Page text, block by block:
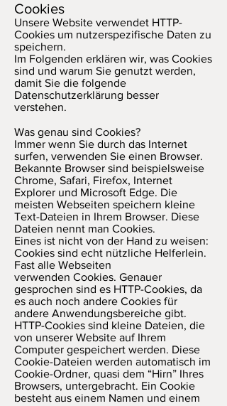
Cookies
Unsere Website verwendet HTTP-
Cookies um nutzerspezifische Daten zu
speichern.
Im Folgenden erklären wir, was Cookies
sind und warum Sie genutzt werden,
damit Sie die folgende
Datenschutzerklärung besser
verstehen.
Was genau sind Cookies?
Immer wenn Sie durch das Internet
surfen, verwenden Sie einen Browser.
Bekannte Browser sind beispielsweise
Chrome, Safari, Firefox, Internet
Explorer und Microsoft Edge. Die
meisten Webseiten speichern kleine
Text-Dateien in Ihrem Browser. Diese
Dateien nennt man Cookies.
Eines ist nicht von der Hand zu weisen:
Cookies sind echt nützliche Helferlein.
Fast alle Webseiten
verwenden Cookies. Genauer
gesprochen sind es HTTP-Cookies, da
es auch noch andere Cookies für
andere Anwendungsbereiche gibt.
HTTP-Cookies sind kleine Dateien, die
von unserer Website auf Ihrem
Computer gespeichert werden. Diese
Cookie-Dateien werden automatisch im
Cookie-Ordner, quasi dem “Hirn” Ihres
Browsers, untergebracht. Ein Cookie
besteht aus einem Namen und einem